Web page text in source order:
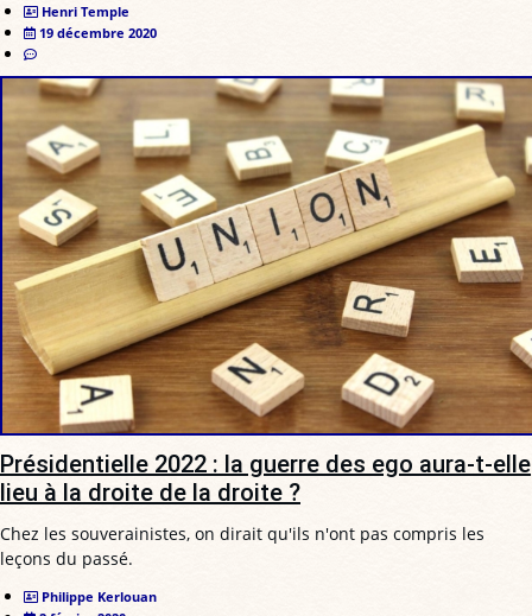
Henri Temple
19 décembre 2020
Présidentielle 2022 : la guerre des ego aura-t-elle
lieu à la droite de la droite ?
Chez les souverainistes, on dirait qu'ils n'ont pas compris les
leçons du passé.
Philippe Kerlouan